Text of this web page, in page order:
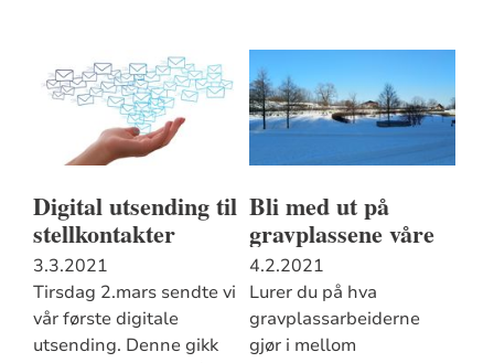
Digital utsending til
stellkontakter
3.3.2021
Tirsdag 2.mars sendte vi
vår første digitale
utsending. Denne gikk
Bli med ut på
gravplassene våre
4.2.2021
Lurer du på hva
gravplassarbeiderne
gjør i mellom